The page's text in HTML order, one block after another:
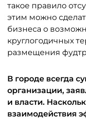
такое правило
этим можно
бизнеса о
круглогодичных
размещения
В городе всегда
организации,
и власти.
взаимодействия